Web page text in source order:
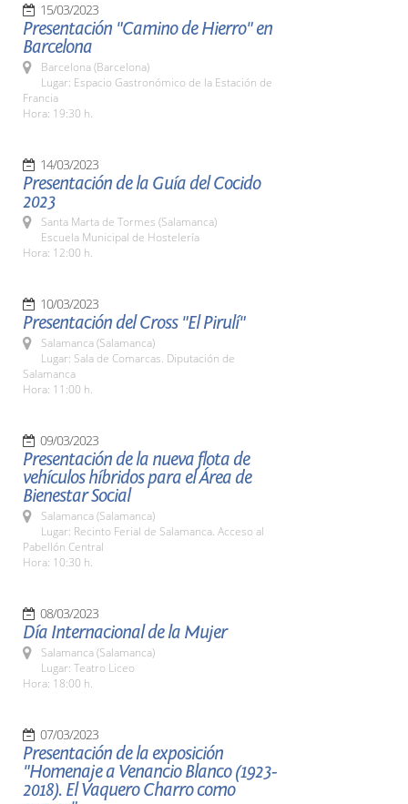
15/03/2023
Presentación "Camino de Hierro" en
Barcelona
Barcelona (Barcelona)
Lugar: Espacio Gastronómico de la Estación de
Francia
Hora: 19:30 h.
14/03/2023
Presentación de la Guía del Cocido
2023
Santa Marta de Tormes (Salamanca)
Escuela Municipal de Hostelería
Hora: 12:00 h.
10/03/2023
Presentación del Cross "El Pirulí"
Salamanca (Salamanca)
Lugar: Sala de Comarcas. Diputación de
Salamanca
Hora: 11:00 h.
09/03/2023
Presentación de la nueva flota de
vehículos híbridos para el Área de
Bienestar Social
Salamanca (Salamanca)
Lugar: Recinto Ferial de Salamanca. Acceso al
Pabellón Central
Hora: 10:30 h.
08/03/2023
Día Internacional de la Mujer
Salamanca (Salamanca)
Lugar: Teatro Liceo
Hora: 18:00 h.
07/03/2023
Presentación de la exposición
"Homenaje a Venancio Blanco (1923-
2018). El Vaquero Charro como